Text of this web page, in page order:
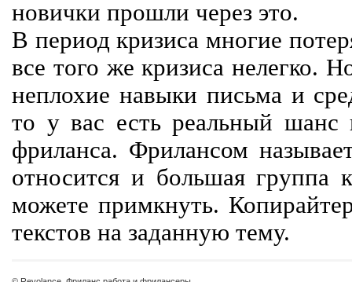
новички прошли через это.
В период кризиса многие
все того же кризиса нелегко.
неплохие навыки письма и
то у вас есть реальный шанс
фриланса. Фрилансом
относится и большая группа
можете примкнуть.
текстов на заданную тему.